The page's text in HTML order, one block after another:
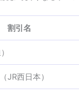
割引名
JR西日本）